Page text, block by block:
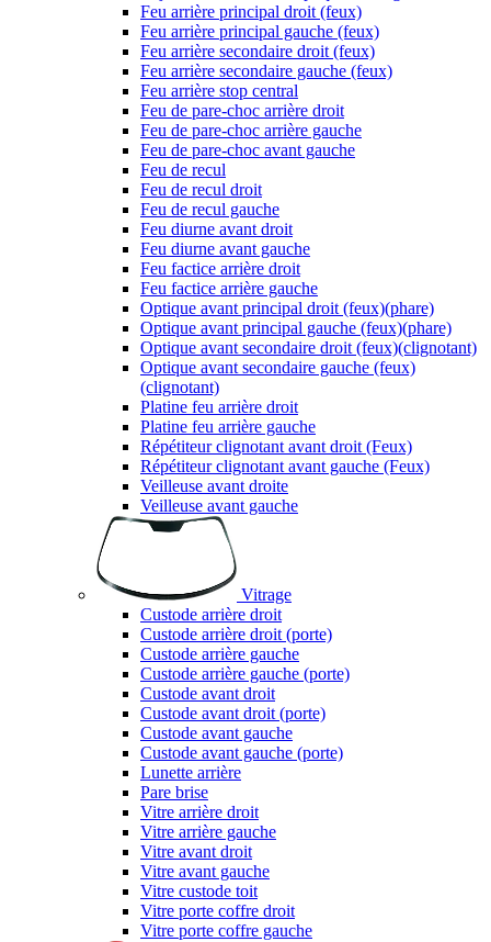
Feu arrière principal droit (feux)
Feu arrière principal gauche (feux)
Feu arrière secondaire droit (feux)
Feu arrière secondaire gauche (feux)
Feu arrière stop central
Feu de pare-choc arrière droit
Feu de pare-choc arrière gauche
Feu de pare-choc avant gauche
Feu de recul
Feu de recul droit
Feu de recul gauche
Feu diurne avant droit
Feu diurne avant gauche
Feu factice arrière droit
Feu factice arrière gauche
Optique avant principal droit (feux)(phare)
Optique avant principal gauche (feux)(phare)
Optique avant secondaire droit (feux)(clignotant)
Optique avant secondaire gauche (feux)
(clignotant)
Platine feu arrière droit
Platine feu arrière gauche
Répétiteur clignotant avant droit (Feux)
Répétiteur clignotant avant gauche (Feux)
Veilleuse avant droite
Veilleuse avant gauche
Vitrage
Custode arrière droit
Custode arrière droit (porte)
Custode arrière gauche
Custode arrière gauche (porte)
Custode avant droit
Custode avant droit (porte)
Custode avant gauche
Custode avant gauche (porte)
Lunette arrière
Pare brise
Vitre arrière droit
Vitre arrière gauche
Vitre avant droit
Vitre avant gauche
Vitre custode toit
Vitre porte coffre droit
Vitre porte coffre gauche